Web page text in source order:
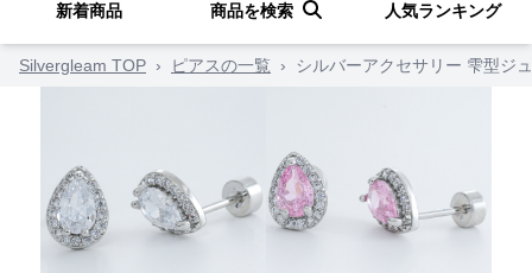
新着商品 商品を検索 人気ランキング
Silvergleam TOP › ピアスの一覧 › シルバーアクセサリー 雫型ジ